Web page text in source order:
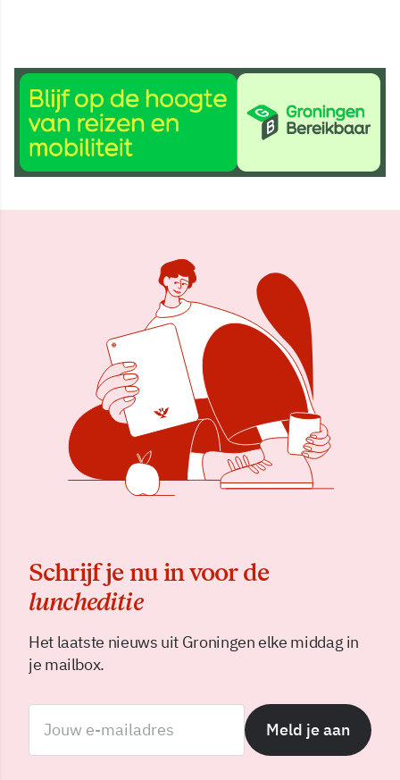
25 jun 2025, 11:51
Delen
Schrijf je nu in voor de
luncheditie
Het laatste nieuws uit Groningen elke middag in
je mailbox.
Meld je aan